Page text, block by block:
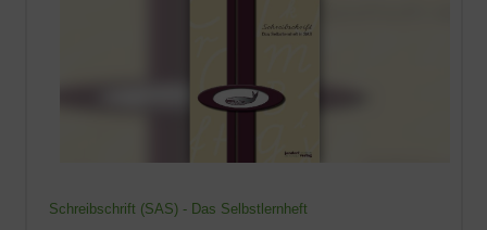
Schreibschrift (SAS) - Das Selbstlernheft